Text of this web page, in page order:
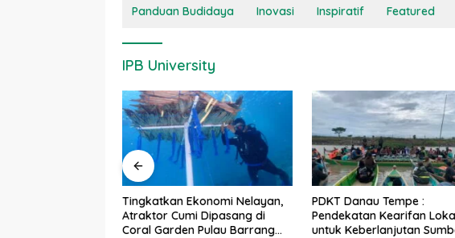
Panduan Budidaya Inovasi Inspiratif Featured
IPB University
PDKT Danau Tempe :
Pendekatan Kearifan Lokal
untuk Keberlanjutan Sumber
Cara Mengatasi Penyakit
pada Sapi Perah Secara
dan Medis